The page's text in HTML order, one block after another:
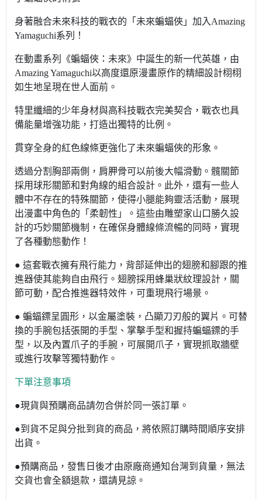
身著融合未來科技的戰衣的「未來蝙蝠俠」加入Amazing
Yamaguchi系列！
在動畫系列《蝙蝠俠：未來》中誕生的新一代英雄，由
Amazing Yamaguchi以高度還原漫畫原作的精細設計栩栩
如生地呈現在世人面前。
特里纖細的少年身材與高科技戰衣完美契合，戰衣也具
備能量增強功能，打造出獨特的比例。
貫穿全身的紅色線條更強化了未來蝙蝠俠的形象。
透過分割胸部兩側，肩胛骨可以前後大幅滑動。髖關節
採用球形關節和對角線的組合設計。此外，還有一些人
體中不存在的特殊關節，使得小腿能夠靈活活動，展現
出漫畫中角色的「柔韌性」。這些由雕塑家山口勝久設
計的巧妙關節機制，在確保身體線條流暢的同時，實現
了各種動態動作！
● 這套戰衣擁有飛行能力，背部延伸出的翅膀和腳跟的推
進器使其能夠自由飛行。翅膀採用蜂巢狀紋理設計，關
節可動，配合推進器特效件，可重現飛行場景。
● 蝙蝠鏢呈圓形，以金屬塗裝，凸顯刀刃般的翼片。可替
換的手腕包括張開的手型、掌擊手型和握持蝙蝠鏢的手
型，以及內置爪子的手腕，可展開爪子，實現抓取牆壁
或進行攻擊等獨特動作。
下單注意事項
●現貨與預購商品請勿合併於同一張訂單。
●到貨不足與分批到貨的商品，將依照訂購時間順序安排
出貨。
●預購商品，發售日後才由原廠商通知台灣到貨量，無法
交貨也會全額退款，還請見諒。